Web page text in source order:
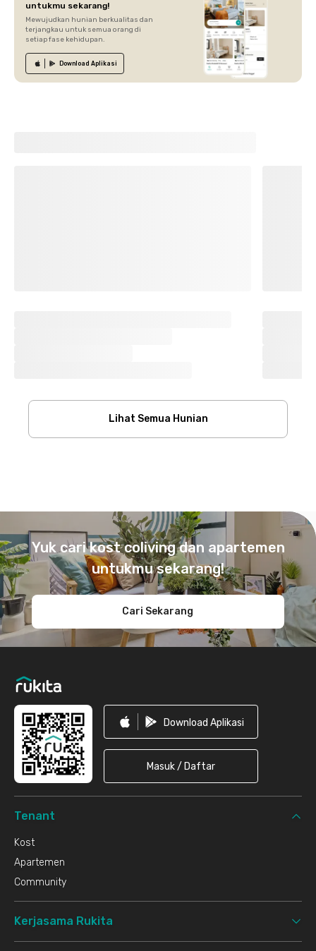
untukmu sekarang!
Mewujudkan hunian berkualitas dan
terjangkau untuk semua orang di
setiap fase kehidupan.
Download Aplikasi
Lihat Semua Hunian
Yuk cari kost coliving dan apartemen
untukmu sekarang!
Cari Sekarang
Download Aplikasi
Masuk / Daftar
Tenant
Kost
Apartemen
Community
Kerjasama Rukita